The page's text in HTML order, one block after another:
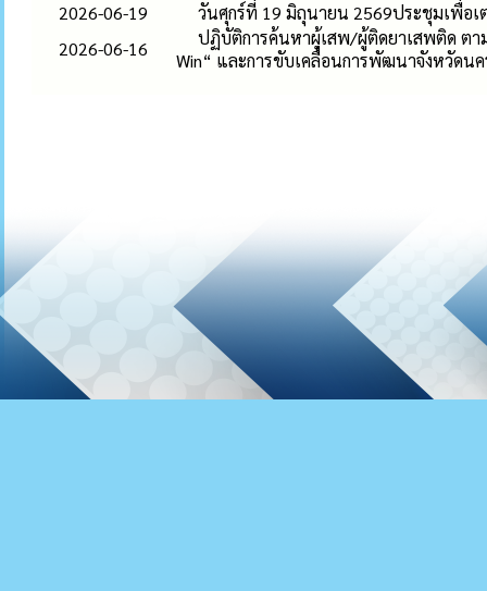
2026-06-19
วันศุกร์ที่ 19 มิถุนายน 2569ประชุมเพื่อเ
2026-06-16
ปฏิบัติการค้นหาผู้เสพ/ผู้ติดยาเสพติด ต
Win“ และการขับเคลื่อนการพัฒนาจังหวัดนค